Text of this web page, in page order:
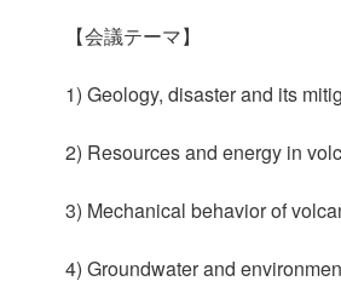
【会議テーマ】
1) Geology, disaster and its
2) Resources and energy in
3) Mechanical behavior of
4) Groundwater and